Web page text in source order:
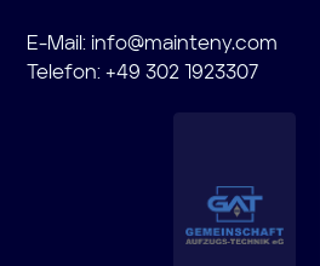
E-Mail: info@mainteny.com
Telefon: +49 302 1923307